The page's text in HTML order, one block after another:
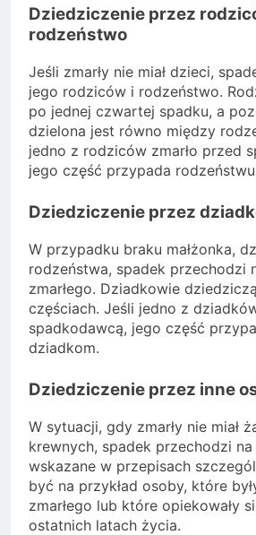
Dziedziczenie przez
rodzeństwo
Jeśli zmarły nie miał dzieci,
jego rodziców i rodzeństwo.
po jednej czwartej spadku, a
dzielona jest równo między
jedno z rodziców zmarło przed
jego część przypada rodzeństwu
Dziedziczenie przez
W przypadku braku małżonka,
rodzeństwa, spadek przechodzi
zmarłego. Dziadkowie
częściach. Jeśli jedno z
spadkodawcą, jego część
dziadkom.
Dziedziczenie przez inne
W sytuacji, gdy zmarły nie miał
krewnych, spadek przechodzi
wskazane w przepisach
być na przykład osoby, które
zmarłego lub które opiekowały
ostatnich latach życia.